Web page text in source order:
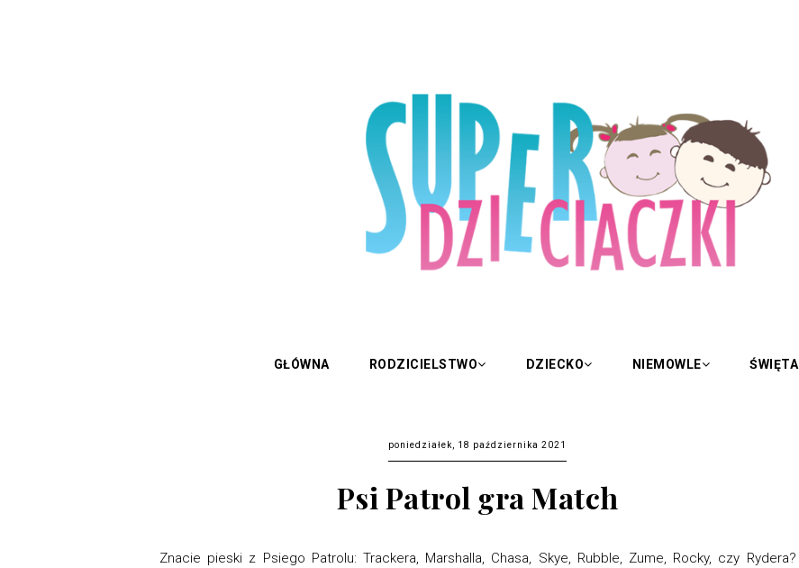
GŁÓWNA RODZICIELSTWO DZIECKO NIEMOWLE ŚWIĘTA
poniedziałek, 18 października 2021
Psi Patrol gra Match
Znacie pieski z Psiego Patrolu: Trackera, Marshalla, Chasa, Skye, Rubble, Zume, Rocky, czy Rydera?